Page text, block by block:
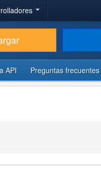
API Preguntas frecuentes